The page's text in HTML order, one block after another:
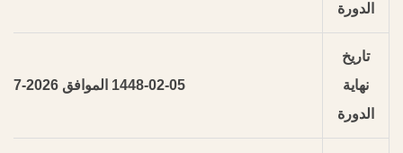
الدورة
تاريخ
نهاية
الدورة
1448-02-05 الموافق 2026-07-19